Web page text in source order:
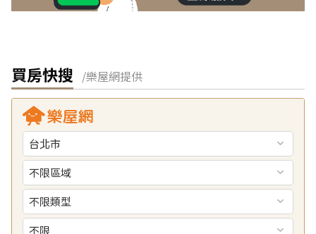
買房快搜 /樂屋網提供